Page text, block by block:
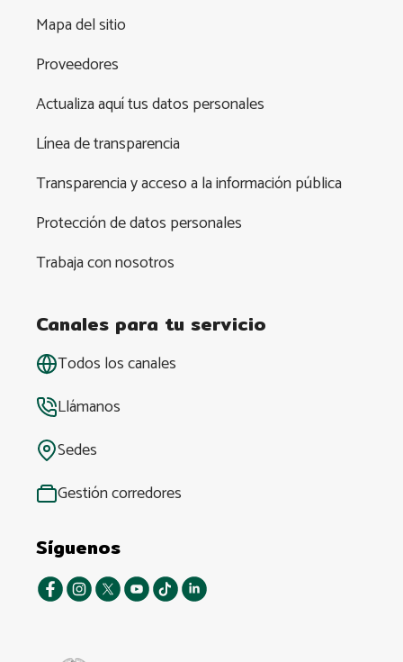
Mapa del sitio
Proveedores
Actualiza aquí tus datos personales
Línea de transparencia
Transparencia y acceso a la información pública
Protección de datos personales
Trabaja con nosotros
Canales para tu servicio
Todos los canales
Llámanos
Sedes
Gestión corredores
Síguenos